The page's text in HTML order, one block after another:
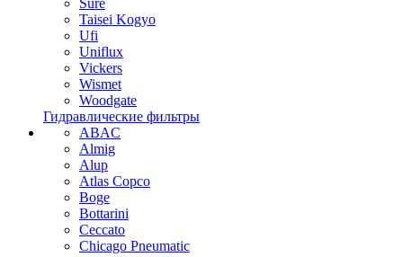
Sure
Taisei Kogyo
Ufi
Uniflux
Vickers
Wismet
Woodgate
Гидравлические фильтры
ABAC
Almig
Alup
Atlas Copco
Boge
Bottarini
Ceccato
Chicago Pneumatic